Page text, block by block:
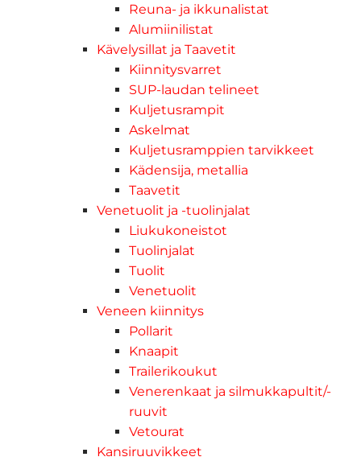
Reuna- ja ikkunalistat
Alumiinilistat
Kävelysillat ja Taavetit
Kiinnitysvarret
SUP-laudan telineet
Kuljetusrampit
Askelmat
Kuljetusramppien tarvikkeet
Kädensija, metallia
Taavetit
Venetuolit ja -tuolinjalat
Liukukoneistot
Tuolinjalat
Tuolit
Venetuolit
Veneen kiinnitys
Pollarit
Knaapit
Trailerikoukut
Venerenkaat ja silmukkapultit/-
ruuvit
Vetourat
Kansiruuvikkeet